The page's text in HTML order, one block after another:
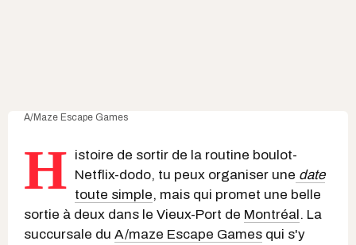
A/Maze Escape Games
H istoire de sortir de la routine boulot-
Netflix-dodo, tu peux organiser une date
toute simple, mais qui promet une belle
sortie à deux dans le Vieux-Port de Montréal. La
succursale du A/maze Escape Games qui s'y